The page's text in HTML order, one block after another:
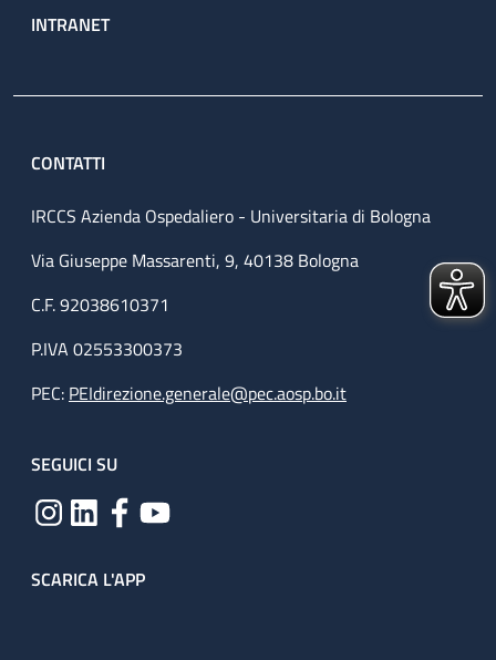
INTRANET
CONTATTI
IRCCS Azienda Ospedaliero - Universitaria di Bologna
Via Giuseppe Massarenti, 9, 40138 Bologna
C.F. 92038610371
P.IVA 02553300373
PEC: PEIdirezione.generale@pec.aosp.bo.it
SEGUICI SU
SCARICA L'APP